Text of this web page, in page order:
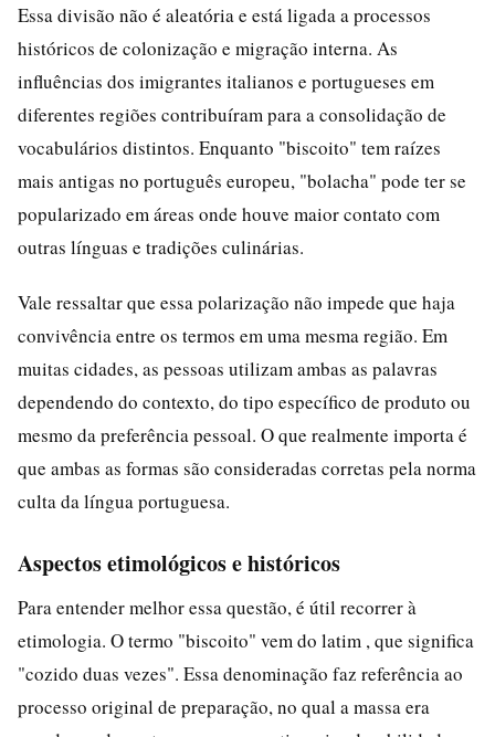
Essa divisão não é aleatória e está ligada a processos
históricos de colonização e migração interna. As
influências dos imigrantes italianos e portugueses em
diferentes regiões contribuíram para a consolidação de
vocabulários distintos. Enquanto "biscoito" tem raízes
mais antigas no português europeu, "bolacha" pode ter se
popularizado em áreas onde houve maior contato com
outras línguas e tradições culinárias.
Vale ressaltar que essa polarização não impede que haja
convivência entre os termos em uma mesma região. Em
muitas cidades, as pessoas utilizam ambas as palavras
dependendo do contexto, do tipo específico de produto ou
mesmo da preferência pessoal. O que realmente importa é
que ambas as formas são consideradas corretas pela norma
culta da língua portuguesa.
Aspectos etimológicos e históricos
Para entender melhor essa questão, é útil recorrer à
etimologia. O termo "biscoito" vem do latim , que significa
"cozido duas vezes". Essa denominação faz referência ao
processo original de preparação, no qual a massa era